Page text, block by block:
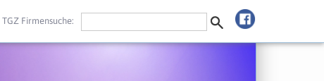
TGZ Firmensuche: